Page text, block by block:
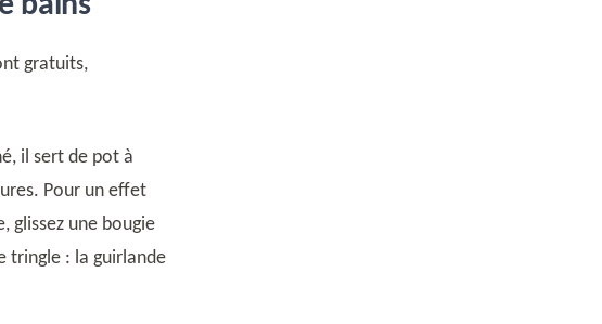
gratuits,
il sert de pot à
Pour un effet
glissez une bougie
tringle : la guirlande